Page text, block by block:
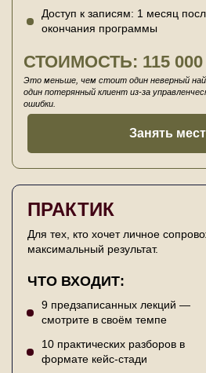
Доступ к записям: 1 месяц
окончания программы
Занять
ПРАКТИК
ЧТО ВХОДИТ:
9 предзаписанных лекций —
смотрите в своём темпе
10 практических разборов в
формате кейс-стади
СТОИМОСТЬ: 115 000
Для тех, кто хочет личное
максимальный результат.
Это меньше, чем стоит один неверный
один потерянный клиент из-за
ошибки.